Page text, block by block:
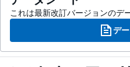
これは最新改訂バージョンのデ
デ